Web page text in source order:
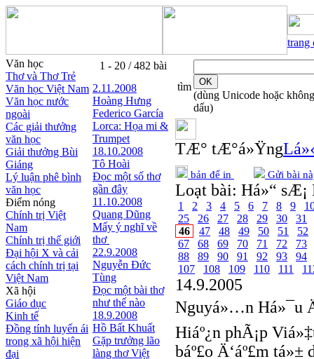
trang
Văn học
Thơ và Thơ Trẻ
Văn học Việt Nam
Văn học nước
ngoài
Các giải thưởng
văn học
Giải thưởng Bùi
Giáng
Lý luận phê bình
văn học
Điểm nóng
Chính trị Việt
Nam
Chính trị thế giới
Đại hội X và cải
cách chính trị tại
Việt Nam
Xã hội
Giáo dục
Kinh tế
Đồng tính luyến ái
trong xã hội hiện
đại
1 - 20 / 482 bài
2.11.2008
Hoàng Hưng
Federico García
Lorca: Họa mi &
Trumpet
18.10.2008
Tô Hoài
Đọc một số thơ
gần đây
11.10.2008
Quang Dũng
Mấy ý nghĩ về
thơ
22.9.2008
Nguyễn Đức
Tùng
Đọc một bài thơ
như thế nào
18.9.2008
Hồ Bất Khuất
Gặp trưởng lão
làng thơ Việt
tìm
(dùng Unicode hoặc không
dấu)
TÆ° tÆ°á»Ÿng
bản để in Gửi bài
Loạt bài: Há»“ sÆ¡
1 2 3 4 5 6 7 8 9
25
26 27 28 29 30
31
46
47 48 49 50 51
52
67
68 69 70 71 72
73
88
89 90 91 92 93
94
107
108 109 110 111
14.9.2005
Nguyá»…n Há»¯u
Hiáº¿n phÃ¡p
báº£o Ä‘áº£m